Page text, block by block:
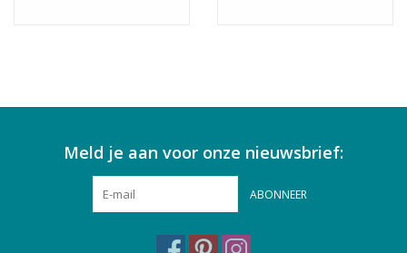
Meld je aan voor onze nieuwsbrief:
ABONNEER